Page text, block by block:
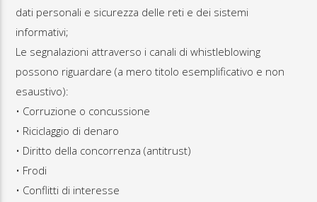
dati personali e sicurezza delle reti e dei sistemi
informativi;
Le segnalazioni attraverso i canali di whistleblowing
possono riguardare (a mero titolo esemplificativo e non
esaustivo):
• Corruzione o concussione
• Riciclaggio di denaro
• Diritto della concorrenza (antitrust)
• Frodi
• Conflitti di interesse